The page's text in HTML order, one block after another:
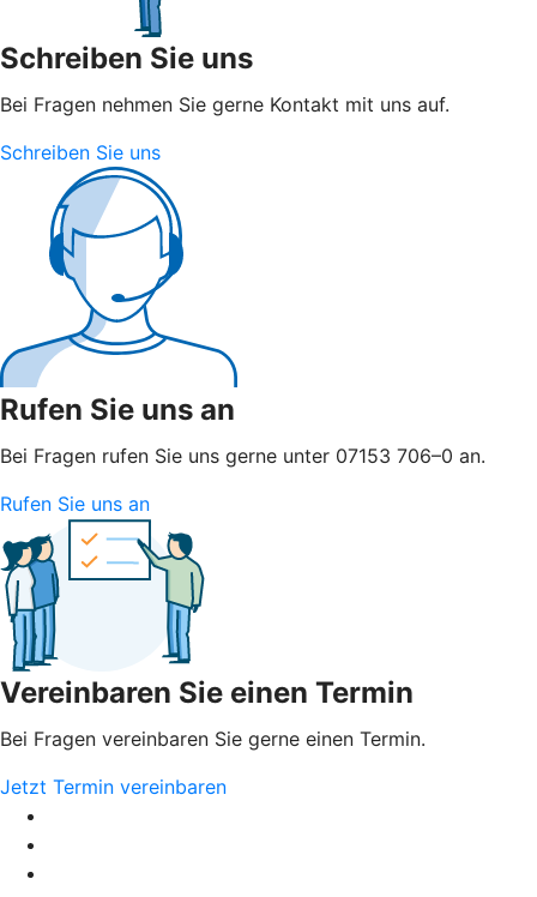
Schreiben Sie uns
Bei Fragen nehmen Sie gerne Kontakt mit uns auf.
Schreiben Sie uns
Rufen Sie uns an
Bei Fragen rufen Sie uns gerne unter 07153 706–0 an.
Rufen Sie uns an
Vereinbaren Sie einen Termin
Bei Fragen vereinbaren Sie gerne einen Termin.
Jetzt Termin vereinbaren